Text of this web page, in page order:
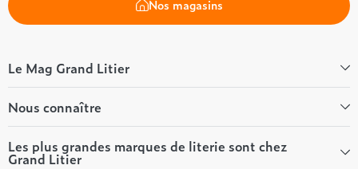
Nos magasins
Le Mag Grand Litier
Bien-être
Conseils literie
Tous les articles du Mag
Tous nos guides
Nous connaître
Qui sommes-nous ?
Nos valeurs
Les plus grandes marques de literie sont chez
Grand Litier